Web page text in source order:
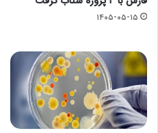
۱۴۰۵-۰۵-۱۵